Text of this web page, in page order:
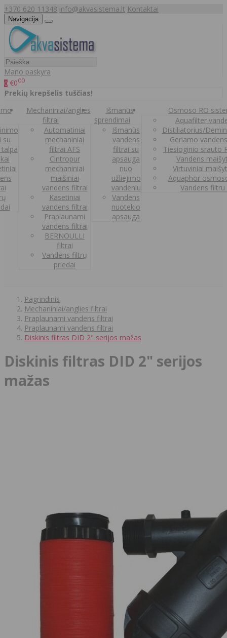
+370 620 11348 info@akvasistema.lt Kontaktai
Navigacija
Mano paskyra
0 €000
Prekių krepšelis tuščias!
su
Mechaniniai/anglies
filtrai
Automatiniai
mechaniniai
filtrai AFS
Cintropur
mechaniniai
maišiniai
vandens filtrai
Kasetiniai
vandens filtrai
Praplaunami
vandens filtrai
BERNOULLI
filtrai
Vandens filtrų
priedai
Išmanūs
sprendimai
Išmanūs
vandens
filtrai su
apsauga
nuo
užliejimo
vandeniu
Vandens
nuotekio
apsauga
Osmoso RO
Aquafilter
Distiliatorius/
Geriamo
Tiesioginio srauto
Vandens
Virtuviniai
Aquaphor
Vandens filtru
Pagrindinis
Mechaniniai/anglies filtrai
Praplaunami vandens filtrai
Praplaunami vandens filtrai
Diskinis filtras DID 2" serijos mažas
Diskinis filtras DID 2" serijos
mažas